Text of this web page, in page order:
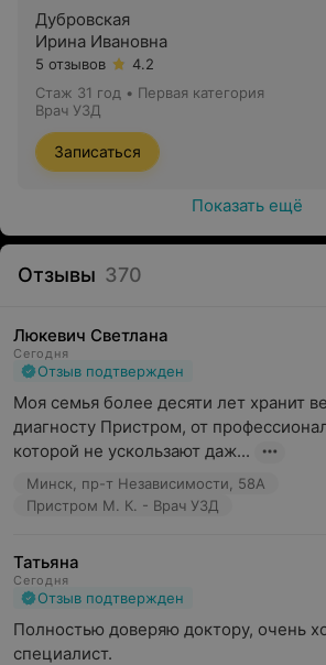
Дубровская
Ирина Ивановна
5 отзывов
4.2
Стаж 31 год • Первая категория
Врач УЗД
Записаться
Показать ещё
Отзывы 370
Люкевич Светлана
Сегодня
Отзыв подтвержден
Моя семья более десяти лет хранит
диагносту Пристром, от
которой не ускользают даж...
Минск, пр-т Независимости, 58А
Пристром М. К. - Врач УЗД
Татьяна
Сегодня
Отзыв подтвержден
Полностью доверяю доктору, очень
специалист.